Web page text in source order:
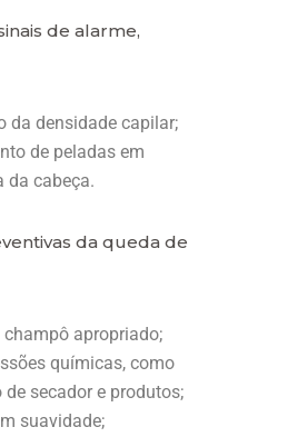
de alarme,
da densidade capilar;
de peladas em
da cabeça.
da queda de
apropriado;
químicas, como
de secador e produtos;
suavidade;